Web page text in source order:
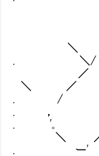
′
/
/
＼
.
／
＼
. /
. ，
. '｡
＼
. ー'